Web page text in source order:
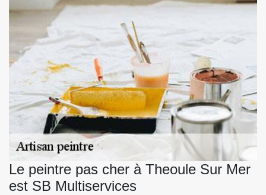
Le peintre pas cher à Theoule Sur Mer
est SB Multiservices